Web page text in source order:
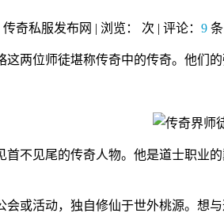
奇私服发布网 | 浏览： 次 | 评论： 9 条
两位师徒堪称传奇中的传奇。他们
不见尾的传奇人物。他是道士职业
或活动，独自修仙于世外桃源。想